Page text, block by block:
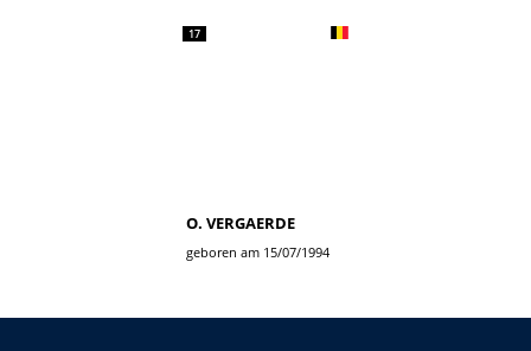
17
O. VERGAERDE
geboren am 15/07/1994